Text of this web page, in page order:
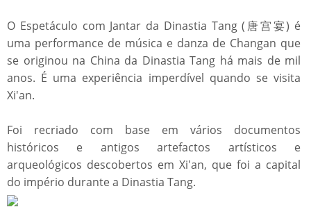
O Espetáculo com Jantar da Dinastia Tang (唐宫宴) é
uma performance de música e danza de Changan que
se originou na China da Dinastia Tang há mais de mil
anos. É uma experiência imperdível quando se visita
Xi'an.
Foi recriado com base em vários documentos
históricos e antigos artefactos artísticos e
arqueológicos descobertos em Xi'an, que foi a capital
do império durante a Dinastia Tang.